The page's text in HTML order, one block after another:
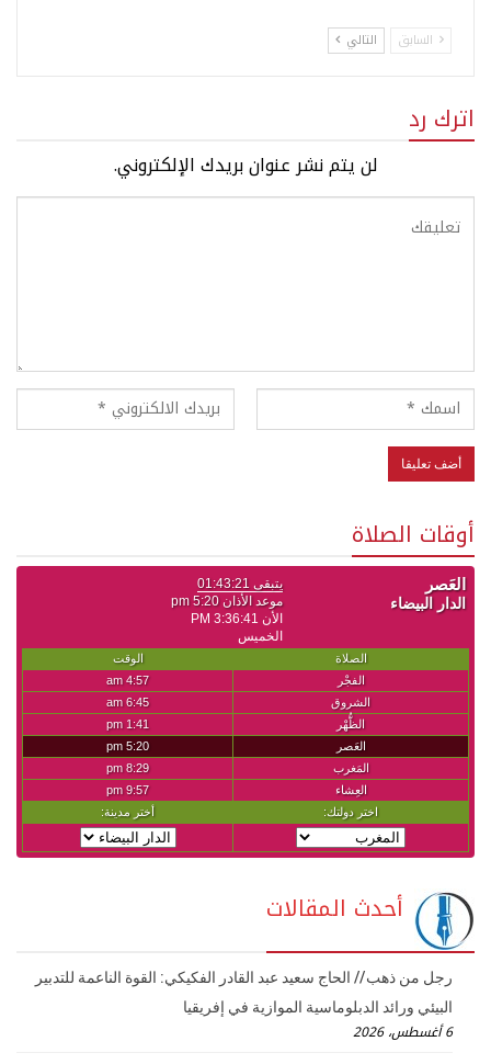
السابق التالي
اترك رد
لن يتم نشر عنوان بريدك الإلكتروني.
أوقات الصلاة
أحدث المقالات
رجل من ذهب // الحاج سعيد عبد القادر الفكيكي: القوة الناعمة للتدبير
البيئي ورائد الدبلوماسية الموازية في إفريقيا
6 أغسطس، 2026